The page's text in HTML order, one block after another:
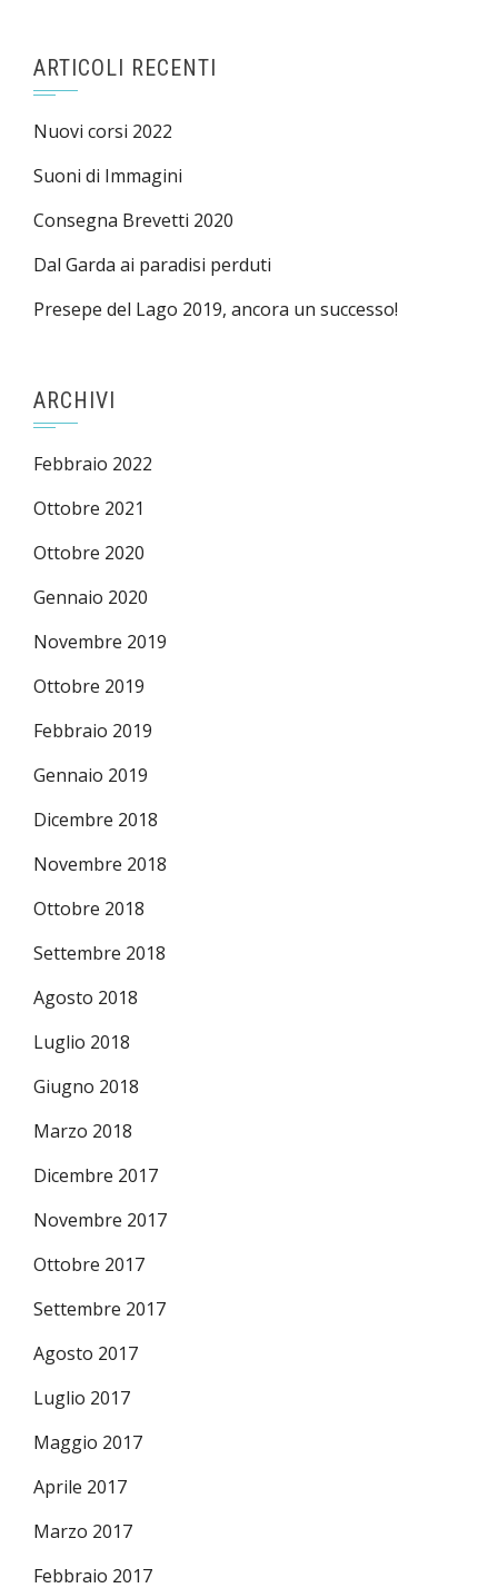
ARTICOLI RECENTI
Nuovi corsi 2022
Suoni di Immagini
Consegna Brevetti 2020
Dal Garda ai paradisi perduti
Presepe del Lago 2019, ancora un successo!
ARCHIVI
Febbraio 2022
Ottobre 2021
Ottobre 2020
Gennaio 2020
Novembre 2019
Ottobre 2019
Febbraio 2019
Gennaio 2019
Dicembre 2018
Novembre 2018
Ottobre 2018
Settembre 2018
Agosto 2018
Luglio 2018
Giugno 2018
Marzo 2018
Dicembre 2017
Novembre 2017
Ottobre 2017
Settembre 2017
Agosto 2017
Luglio 2017
Maggio 2017
Aprile 2017
Marzo 2017
Febbraio 2017